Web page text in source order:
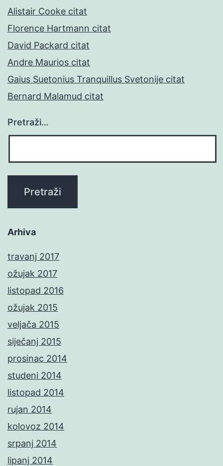
Alistair Cooke citat
Florence Hartmann citat
David Packard citat
Andre Maurios citat
Gaius Suetonius Tranquillus Svetonije citat
Bernard Malamud citat
Pretraži…
Arhiva
travanj 2017
ožujak 2017
listopad 2016
ožujak 2015
veljača 2015
siječanj 2015
prosinac 2014
studeni 2014
listopad 2014
rujan 2014
kolovoz 2014
srpanj 2014
lipanj 2014